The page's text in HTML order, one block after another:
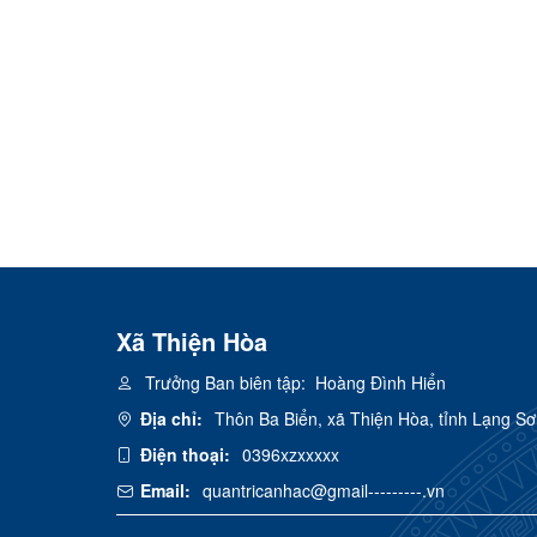
Xã Thiện Hòa
Trưởng Ban biên tập: Hoàng Đình Hiển
Địa chỉ: Thôn Ba Biển, xã Thiện Hòa, tỉnh Lạng
Điện thoại: 0396xzxxxxx
Email: quantricanhac@gmail---------.vn